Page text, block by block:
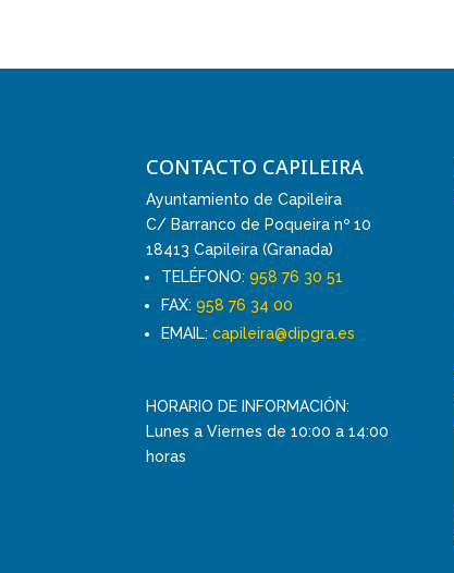
CONTACTO CAPILEIRA
Ayuntamiento de Capileira
C/ Barranco de Poqueira nº 10
18413 Capileira (Granada)
TELÉFONO:958 76 30 51
FAX:958 76 34 00
EMAIL:capileira@dipgra.es
HORARIO DE INFORMACIÓN:
Lunes a Viernes de 10:00 a 14:00
horas